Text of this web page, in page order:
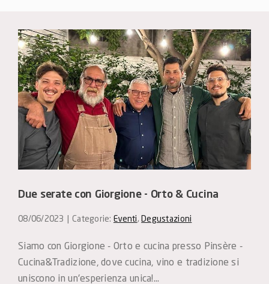
Due serate con Giorgione - Orto & Cucina
08/06/2023 | Categorie: Eventi,Degustazioni
Siamo con Giorgione - Orto e cucina presso Pinsère -
Cucina&Tradizione, dove cucina, vino e tradizione si
uniscono in un'esperienza unica!…